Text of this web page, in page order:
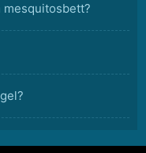
mesquitosbett?